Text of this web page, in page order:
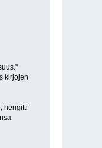
kirjojen
hengitti